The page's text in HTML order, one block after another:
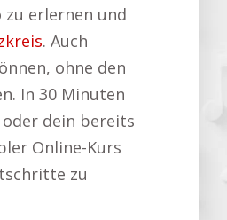
erlernen und
. Auch
ohne den
In 30 Minuten
dein bereits
Online-Kurs
zu